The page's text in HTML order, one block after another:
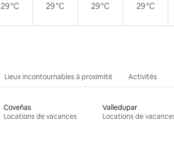
29 °C 29 °C 29 °C 29 °C
Lieux incontournables à proximité Activités
Coveñas
Locations de vacances
Valledupar
Locations de